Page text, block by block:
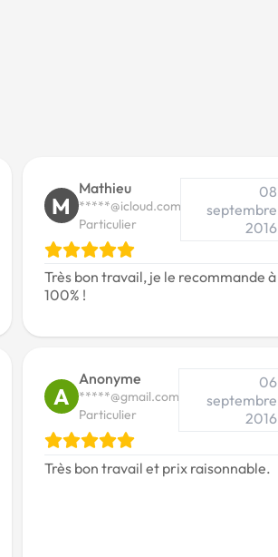
M
Mathieu
*****@icloud.com
Particulier
08
septembre
2016
Très bon travail, je le recommande à
100% !
A
Anonyme
*****@gmail.com
Particulier
06
septembre
2016
Très bon travail et prix raisonnable.